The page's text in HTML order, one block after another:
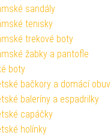
sandály
tenisky
trekové boty
žabky a pantofle
boty
bačkory a domácí obuv
baleríny a espadrilky
capáčky
holínky